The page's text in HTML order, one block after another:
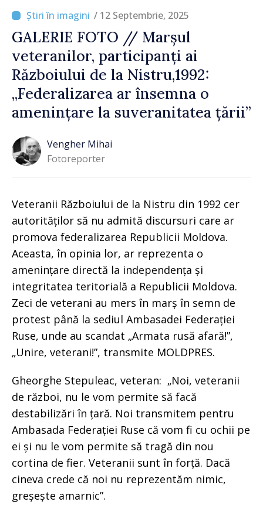
/ 12 Septembrie, 2025
GALERIE FOTO // Marșul
veteranilor, participanți ai
Războiului de la Nistru,1992:
„Federalizarea ar însemna o
amenințare la suveranitatea țării”
Vengher Mihai
Fotoreporter
Veteranii Războiului de la Nistru din 1992 cer
autorităților să nu admită discursuri care ar
promova federalizarea Republicii Moldova.
Aceasta, în opinia lor, ar reprezenta o
amenințare directă la independența și
integritatea teritorială a Republicii Moldova.
Zeci de veterani au mers în marș în semn de
protest până la sediul Ambasadei Federației
Ruse, unde au scandat „Armata rusă afară!”,
„Unire, veterani!”, transmite MOLDPRES.
Gheorghe Stepuleac, veteran: „Noi, veteranii
de război, nu le vom permite să facă
destabilizări în țară. Noi transmitem pentru
Ambasada Federației Ruse că vom fi cu ochii pe
ei și nu le vom permite să tragă din nou
cortina de fier. Veteranii sunt în forță. Dacă
cineva crede că noi nu reprezentăm nimic,
greșește amarnic”.